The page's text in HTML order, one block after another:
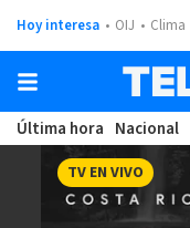
Hoy interesa OIJ Clima
Última hora Nacional
TV EN VIVO